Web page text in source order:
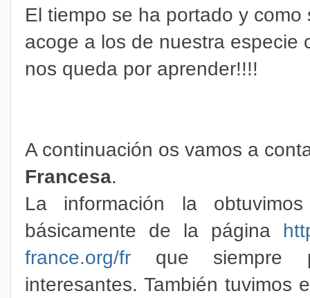
El tiempo se ha portado y
acoge a los de nuestra especie
nos queda por aprender!!!!
A continuación os vamos a
Francesa.
La información la
básicamente de la página
france.org/fr que siempre
interesantes. También tuvimos